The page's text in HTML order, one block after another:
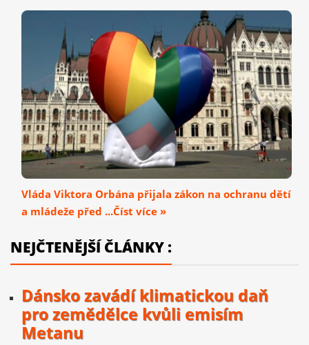
Vláda Viktora Orbána přijala zákon na ochranu dětí
a mládeže před ...Číst více »
NEJČTENĚJŠÍ ČLÁNKY :
Dánsko zavádí klimatickou daň
pro zemědělce kvůli emisím
Metanu